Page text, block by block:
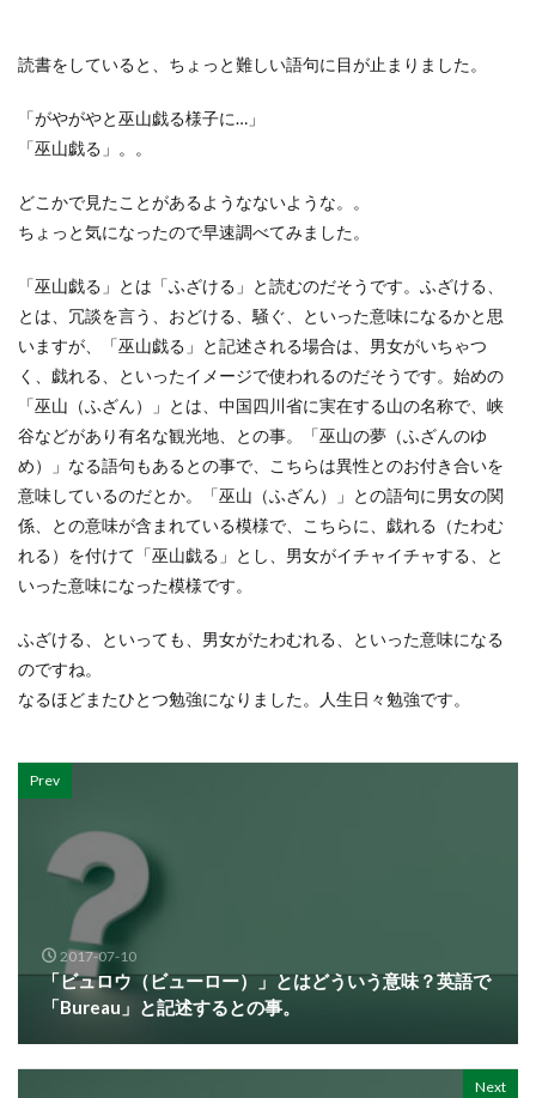
読書をしていると、ちょっと難しい語句に目が止まりました。
「がやがやと巫山戯る様子に…」
「巫山戯る」。。
どこかで見たことがあるようなないような。。
ちょっと気になったので早速調べてみました。
「巫山戯る」とは「ふざける」と読むのだそうです。ふざける、
とは、冗談を言う、おどける、騒ぐ、といった意味になるかと思
いますが、「巫山戯る」と記述される場合は、男女がいちゃつ
く、戯れる、といったイメージで使われるのだそうです。始めの
「巫山（ふざん）」とは、中国四川省に実在する山の名称で、峡
谷などがあり有名な観光地、との事。「巫山の夢（ふざんのゆ
め）」なる語句もあるとの事で、こちらは異性とのお付き合いを
意味しているのだとか。「巫山（ふざん）」との語句に男女の関
係、との意味が含まれている模様で、こちらに、戯れる（たわむ
れる）を付けて「巫山戯る」とし、男女がイチャイチャする、と
いった意味になった模様です。
ふざける、といっても、男女がたわむれる、といった意味になる
のですね。
なるほどまたひとつ勉強になりました。人生日々勉強です。
Prev
2017-07-10
「ビュロウ（ビューロー）」とはどういう意味？英語で
「Bureau」と記述するとの事。
Next